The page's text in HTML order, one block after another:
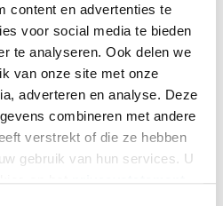
content en advertenties te
voor social media te bieden
te analyseren. Ook delen we
van onze site met onze
adverteren en analyse. Deze
combineren met andere
verstrekt of die ze hebben
gebruik van hun services. U
de Omringdijk
al dagenlang een zware
De Westfriese Omringdijk
nacht van 4 op 5 november ging
net onder Hoorn brak de dijk
sloegen de golven een gat van
bijna 10 meter diep. De
aan. Hierdoor kon het